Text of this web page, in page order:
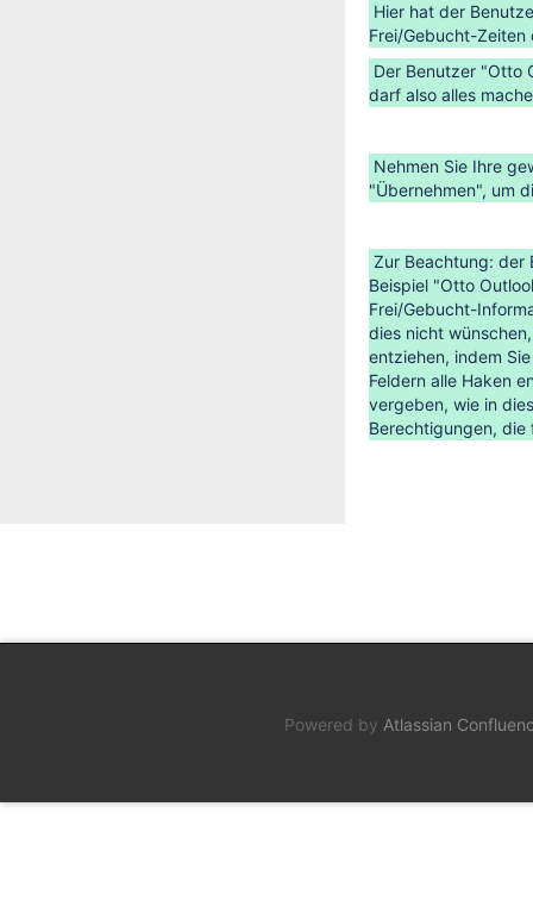
Hier hat der
Frei/Gebucht-Zeiten
Der Benutzer "Otto
darf also alles
Nehmen Sie Ihre
"Übernehmen", um
Zur Beachtung: der
Beispiel "Otto
Frei/Gebucht-
dies nicht
entziehen, indem
Feldern alle Haken
vergeben, wie in
Berechtigungen,
Powered by Atlassian